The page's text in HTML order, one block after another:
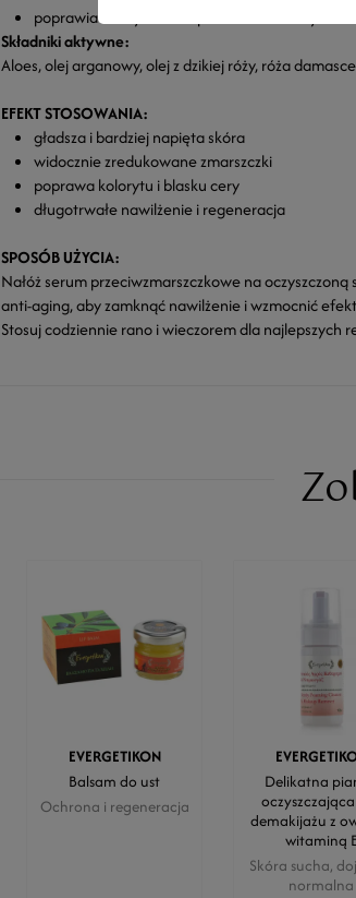
poprawia elastyczność i promienność cery
Składniki aktywne:
Aloes, olej arganowy, olej z dzikiej róży, róża
EFEKT STOSOWANIA:
gładsza i bardziej napięta skóra
widocznie zredukowane zmarszczki
poprawa kolorytu i blasku cery
długotrwałe nawilżenie i regeneracja
SPOSÓB UŻYCIA:
Nałóż serum przeciwzmarszczkowe na
anti-aging, aby zamknąć nawilżenie i wzmocnić
Stosuj codziennie rano i wieczorem dla najlepszych
EVERGETIKON
Balsam do ust
Ochrona i regeneracja
Delikatna
demakijażu z
witaminą E
Skóra sucha,
normalna